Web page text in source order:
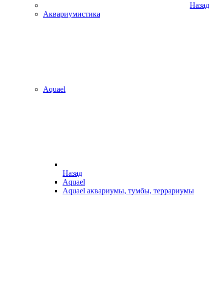
Назад
Аквариумистика
Aquael
Назад
Aquael
Aquael аквариумы, тумбы, террариумы